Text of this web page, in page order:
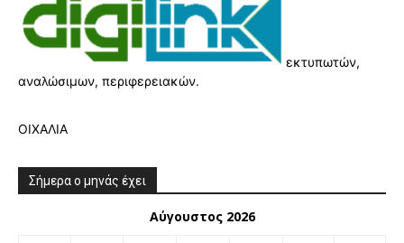
εκτυπωτών,
αναλώσιμων, περιφερειακών.
ΟΙΧΑΛΙΑ
Σήμερα ο μηνάς έχει
Αύγουστος 2026